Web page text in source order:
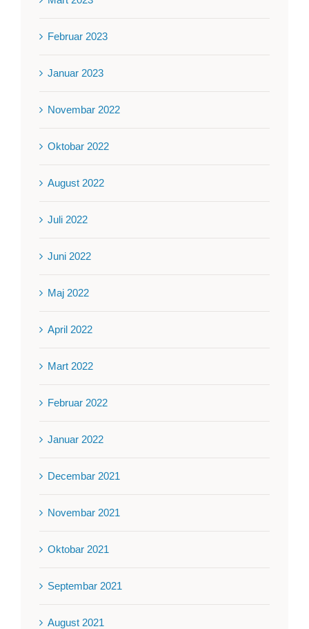
Februar 2023
Januar 2023
Novembar 2022
Oktobar 2022
August 2022
Juli 2022
Juni 2022
Maj 2022
April 2022
Mart 2022
Februar 2022
Januar 2022
Decembar 2021
Novembar 2021
Oktobar 2021
Septembar 2021
August 2021